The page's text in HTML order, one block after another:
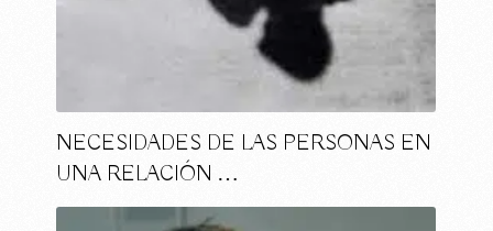
NECESIDADES DE LAS PERSONAS EN
UNA RELACIÓN …